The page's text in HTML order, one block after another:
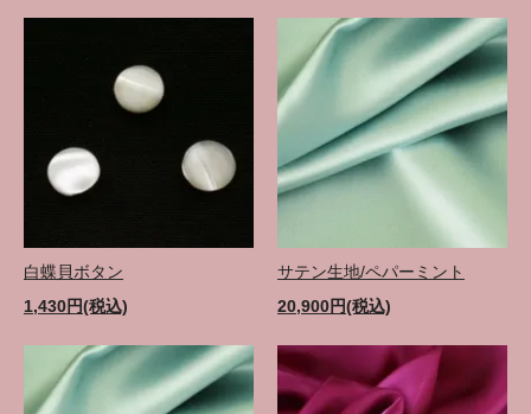
白蝶貝ボタン
1,430円(税込)
サテン生地/ペパーミント
20,900円(税込)